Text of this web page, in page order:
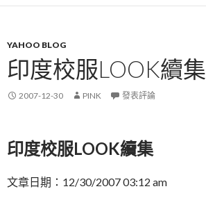
YAHOO BLOG
印度校服LOOK續集
2007-12-30 PINK 發表評論
印度校服LOOK續集
文章日期：12/30/2007 03:12 am